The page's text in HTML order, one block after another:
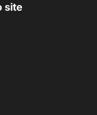
site